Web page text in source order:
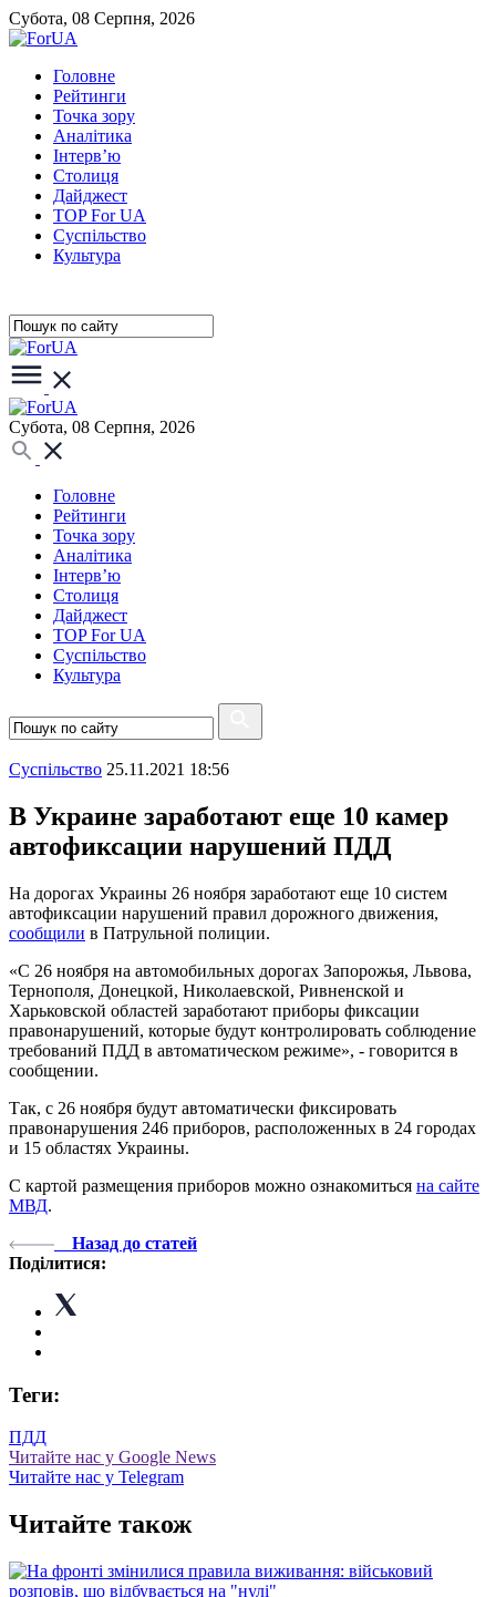
Субота, 08 Серпня, 2026
Головне
Рейтинги
Точка зору
Аналітика
Інтерв’ю
Столиця
Дайджест
TOP For UA
Суспiльство
Культура
Субота, 08 Серпня, 2026
Головне
Рейтинги
Точка зору
Аналітика
Інтерв’ю
Столиця
Дайджест
TOP For UA
Суспiльство
Культура
Суспiльство 25.11.2021 18:56
В Украине заработают еще 10 камер
автофиксации нарушений ПДД
На дорогах Украины 26 ноября заработают еще 10 систем
автофиксации нарушений правил дорожного движения,
сообщили в Патрульной полиции.
«С 26 ноября на автомобильных дорогах Запорожья, Львова,
Тернополя, Донецкой, Николаевской, Ривненской и
Харьковской областей заработают приборы фиксации
правонарушений, которые будут контролировать соблюдение
требований ПДД в автоматическом режиме», - говорится в
сообщении.
Так, с 26 ноября будут автоматически фиксировать
правонарушения 246 приборов, расположенных в 24 городах
и 15 областях Украины.
С картой размещения приборов можно ознакомиться на сайте
МВД.
Назад до статей
Поділитися:
Теги:
ПДД
Читайте нас у Google News
Читайте нас у Telegram
Читайте також